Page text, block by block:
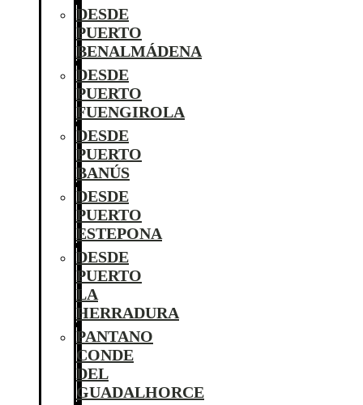
DESDE
PUERTO
BENALMÁDENA
DESDE
PUERTO
FUENGIROLA
DESDE
PUERTO
BANÚS
DESDE
PUERTO
ESTEPONA
DESDE
PUERTO
LA
HERRADURA
PANTANO
CONDE
DEL
GUADALHORCE